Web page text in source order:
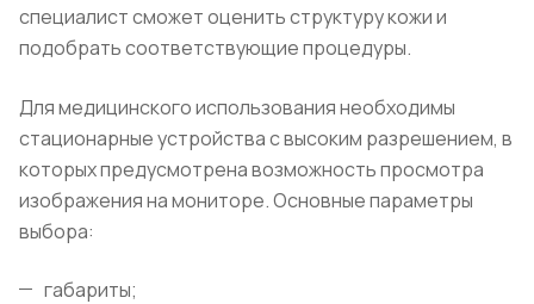
специалист сможет оценить структуру кожи и
подобрать соответствующие процедуры.
Для медицинского использования необходимы
стационарные устройства с высоким разрешением, в
которых предусмотрена возможность просмотра
изображения на мониторе. Основные параметры
выбора:
габариты;